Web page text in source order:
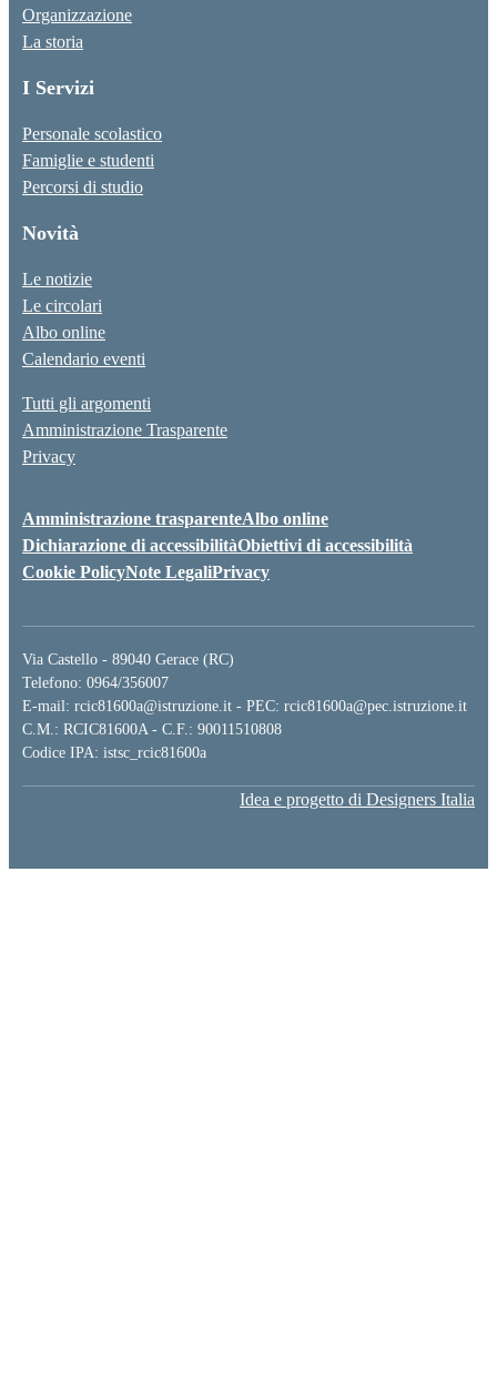
Organizzazione
La storia
I Servizi
Personale scolastico
Famiglie e studenti
Percorsi di studio
Novità
Le notizie
Le circolari
Albo online
Calendario eventi
Tutti gli argomenti
Amministrazione Trasparente
Privacy
Amministrazione trasparenteAlbo online
Dichiarazione di accessibilitàObiettivi di accessibilità
Cookie PolicyNote LegaliPrivacy
Via Castello - 89040 Gerace (RC)
Telefono: 0964/356007
E-mail: rcic81600a@istruzione.it - PEC: rcic81600a@pec.istruzione.it
C.M.: RCIC81600A - C.F.: 90011510808
Codice IPA: istsc_rcic81600a
Idea e progetto di Designers Italia